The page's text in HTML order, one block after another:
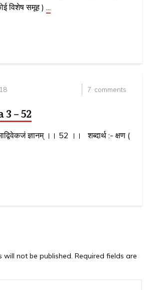
विशेष समूह ) ...
7 comments
– 52
ज्ञानम् ।। 52 ।। शब्दार्थ :- क्षण (
will not be published. Required fields are